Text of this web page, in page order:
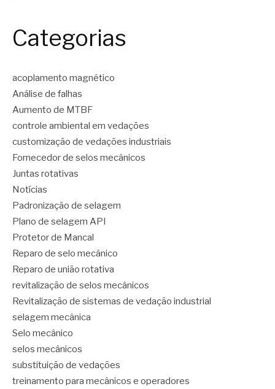
Categorias
acoplamento magnético
Análise de falhas
Aumento de MTBF
controle ambiental em vedações
customização de vedações industriais
Fornecedor de selos mecânicos
Juntas rotativas
Notícias
Padronização de selagem
Plano de selagem API
Protetor de Mancal
Reparo de selo mecânico
Reparo de união rotativa
revitalização de selos mecânicos
Revitalização de sistemas de vedação industrial
selagem mecânica
Selo mecânico
selos mecânicos
substituição de vedações
treinamento para mecânicos e operadores